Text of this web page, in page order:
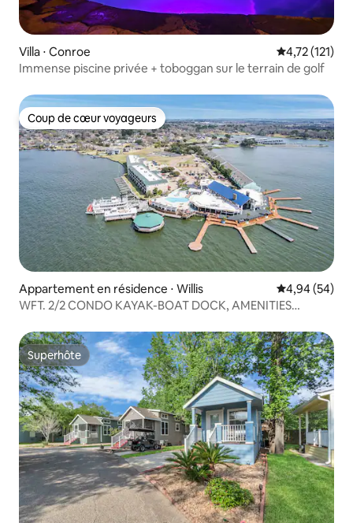
Villa ⋅ Conroe Évaluation
4,72 (121)
Immense piscine privée + toboggan sur le terrain de golf
Coup de cœur voyageurs
Coup de cœur voyageurs
Appartement en résidence ⋅ Willis Évaluation
4,94 (54)
WFT. 2/2 CONDO KAYAK-BOAT DOCK, AMENITIES
Superhôte
Superhôte